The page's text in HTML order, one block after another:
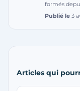
formés
Publié le 3
Articles qui